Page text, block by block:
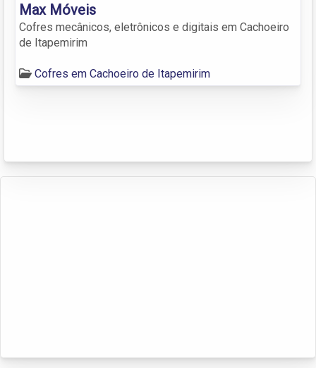
Max Móveis
Cofres mecânicos, eletrônicos e digitais em Cachoeiro
de Itapemirim
Cofres em Cachoeiro de Itapemirim